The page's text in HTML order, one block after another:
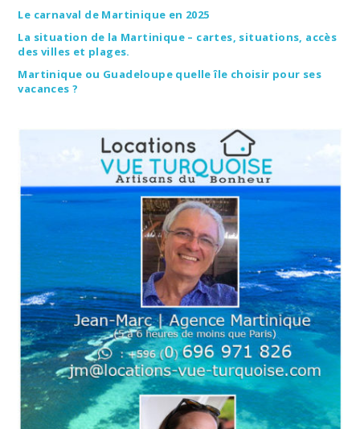
Le carnaval de Martinique en 2025
La situation de la Martinique – cartes, situations, accès
des villes et plages.
Martinique ou Guadeloupe quelle île choisir pour ses
vacances ?